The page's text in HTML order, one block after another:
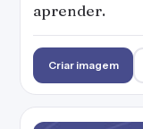
aprender.
Criar imagem